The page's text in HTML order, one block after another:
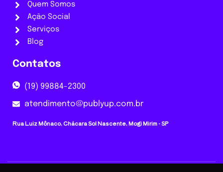
Quem Somos
Ação Social
Serviços
Blog
Contatos
(19) 99884-2300
atendimento@publyup.com.br
Rua Luiz Mônaco, Chácara Sol Nascente, Mogi Mirim - SP